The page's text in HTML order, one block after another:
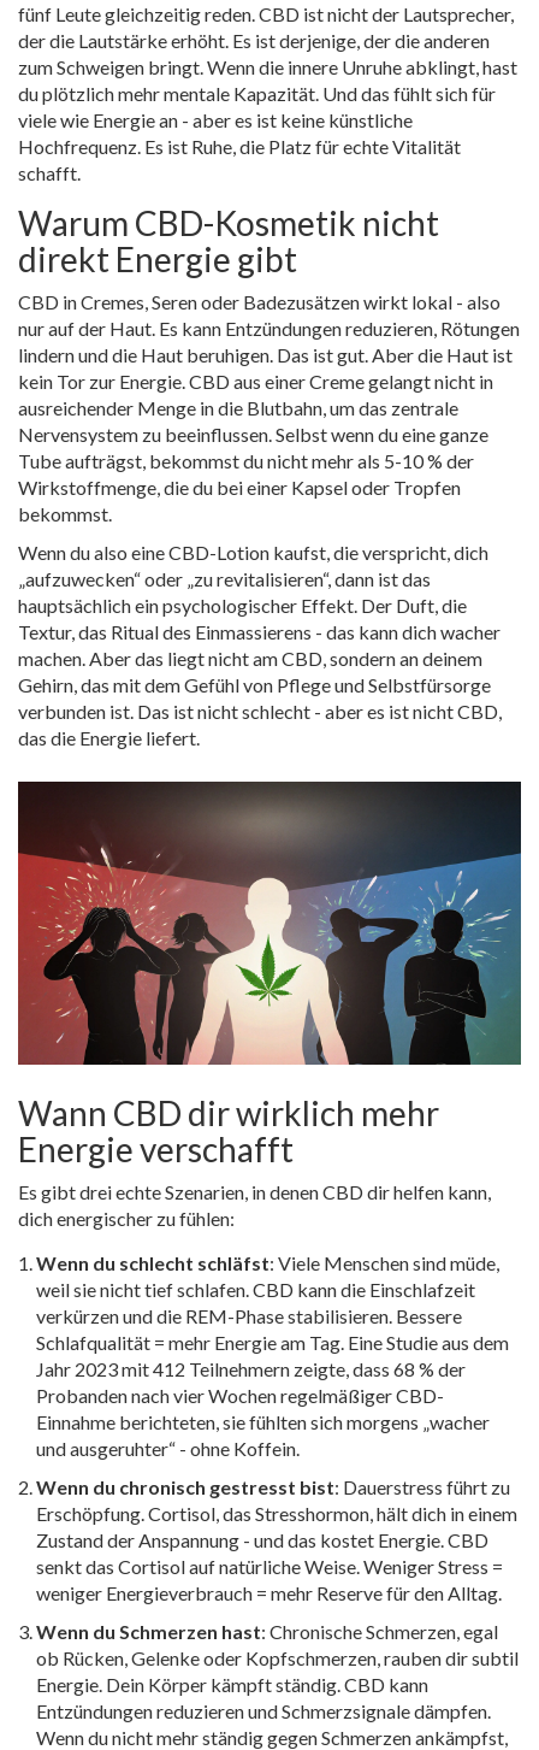
fünf Leute gleichzeitig reden. CBD ist nicht der Lautsprecher,
der die Lautstärke erhöht. Es ist derjenige, der die anderen
zum Schweigen bringt. Wenn die innere Unruhe abklingt, hast
du plötzlich mehr mentale Kapazität. Und das fühlt sich für
viele wie Energie an - aber es ist keine künstliche
Hochfrequenz. Es ist Ruhe, die Platz für echte Vitalität
schafft.
Warum CBD-Kosmetik nicht
direkt Energie gibt
CBD in Cremes, Seren oder Badezusätzen wirkt lokal - also
nur auf der Haut. Es kann Entzündungen reduzieren, Rötungen
lindern und die Haut beruhigen. Das ist gut. Aber die Haut ist
kein Tor zur Energie. CBD aus einer Creme gelangt nicht in
ausreichender Menge in die Blutbahn, um das zentrale
Nervensystem zu beeinflussen. Selbst wenn du eine ganze
Tube aufträgst, bekommst du nicht mehr als 5-10 % der
Wirkstoffmenge, die du bei einer Kapsel oder Tropfen
bekommst.
Wenn du also eine CBD-Lotion kaufst, die verspricht, dich
„aufzuwecken“ oder „zu revitalisieren“, dann ist das
hauptsächlich ein psychologischer Effekt. Der Duft, die
Textur, das Ritual des Einmassierens - das kann dich wacher
machen. Aber das liegt nicht am CBD, sondern an deinem
Gehirn, das mit dem Gefühl von Pflege und Selbstfürsorge
verbunden ist. Das ist nicht schlecht - aber es ist nicht CBD,
das die Energie liefert.
Wann CBD dir wirklich mehr
Energie verschafft
Es gibt drei echte Szenarien, in denen CBD dir helfen kann,
dich energischer zu fühlen:
Wenn du schlecht schläfst: Viele Menschen sind müde,
weil sie nicht tief schlafen. CBD kann die Einschlafzeit
verkürzen und die REM-Phase stabilisieren. Bessere
Schlafqualität = mehr Energie am Tag. Eine Studie aus dem
Jahr 2023 mit 412 Teilnehmern zeigte, dass 68 % der
Probanden nach vier Wochen regelmäßiger CBD-
Einnahme berichteten, sie fühlten sich morgens „wacher
und ausgeruhter“ - ohne Koffein.
Wenn du chronisch gestresst bist: Dauerstress führt zu
Erschöpfung. Cortisol, das Stresshormon, hält dich in einem
Zustand der Anspannung - und das kostet Energie. CBD
senkt das Cortisol auf natürliche Weise. Weniger Stress =
weniger Energieverbrauch = mehr Reserve für den Alltag.
Wenn du Schmerzen hast: Chronische Schmerzen, egal
ob Rücken, Gelenke oder Kopfschmerzen, rauben dir subtil
Energie. Dein Körper kämpft ständig. CBD kann
Entzündungen reduzieren und Schmerzsignale dämpfen.
Wenn du nicht mehr ständig gegen Schmerzen ankämpfst,